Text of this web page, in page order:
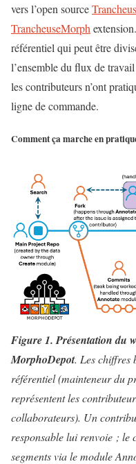
vers l’open source
TrancheuseMorph
référentiel qui peut être
l’ensemble du flux de
les contributeurs n’ont
ligne de commande.
Comment ça marche en
Figure 1. Présentation du
MorphoDepot. Les chiffres
référentiel (mainteneur du
représentent les
collaborateurs). Un
responsable lui renvoie ; le
segments via le module